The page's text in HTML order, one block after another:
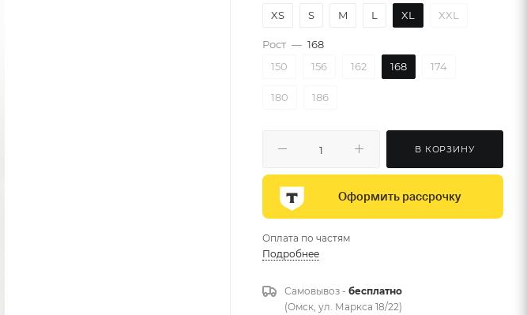
XS
S M L XL XXL
Рост — 168
150
156 162 168 174
180 186
В КОРЗИНУ
Оформить рассрочку
Оплата по частям
Подробнее
Самовывоз - бесплатно
(Омск, ул. Маркса 18/22)